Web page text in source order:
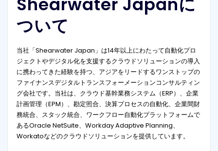
ついて
当社「Shearwater Japan」は14年以上にわたって自動化プロ
ジェクトやデジタル化を支援するクラウドソリューションの導入
に携わってきた経験を持つ、アジアをリードするワンストップの
ファイナンスデジタルトランスフォーメーションコンサルティン
グ会社です。当社は、クラウド基幹業務システム（ERP）、企業
計画管理（EPM）、勘定照合、決算プロセスの自動化、企業間財
務統合、スタック統合、ワークフロー自動化プラットフォームで
あるOracle NetSuite、Workday Adaptive Planning、
Workatoなどのクラウドソリューションを提供しています。